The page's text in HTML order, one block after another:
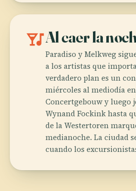
nightlifeAl caer la
Paradiso y Melkweg
a los artistas que
verdadero plan es un
miércoles al mediodía
Concertgebouw y luego
Wynand Fockink hasta
de la Westertoren
medianoche. La ciudad
cuando los